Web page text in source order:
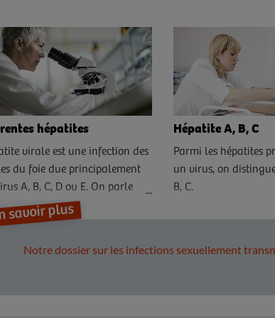
hépatites
virale est une infection des
du foie due principalement
A, B, C, D ou E. On parle
d'hépatite A, B,C...
Hépatite A, B, C
Parmi les hépatites
un virus, on
B, C.
savoir plus
Notre dossier sur les infections sexuellement